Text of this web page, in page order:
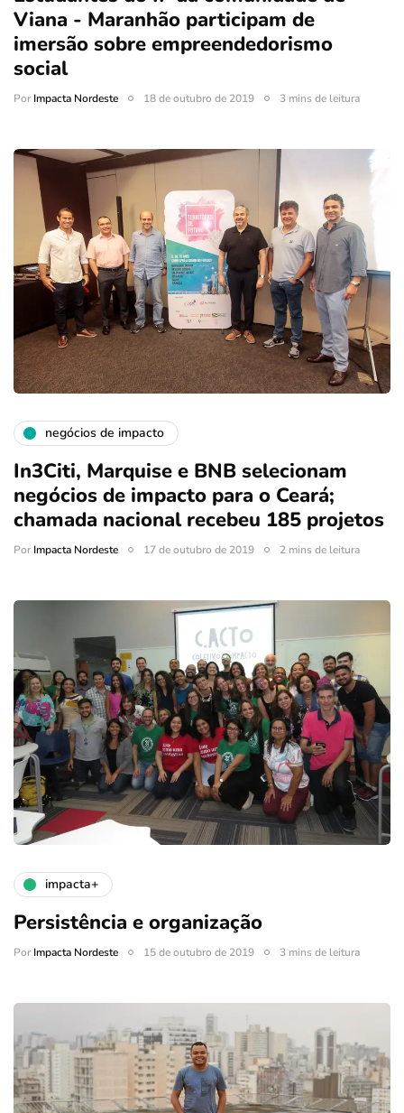
Viana - Maranhão participam de
imersão sobre empreendedorismo
social
PorImpacta Nordeste 18 de outubro de 2019 3 mins de leitura
negócios de impacto
In3Citi, Marquise e BNB selecionam
negócios de impacto para o Ceará;
chamada nacional recebeu 185 projetos
PorImpacta Nordeste 17 de outubro de 2019 2 mins de leitura
impacta+
Persistência e organização
PorImpacta Nordeste 15 de outubro de 2019 3 mins de leitura